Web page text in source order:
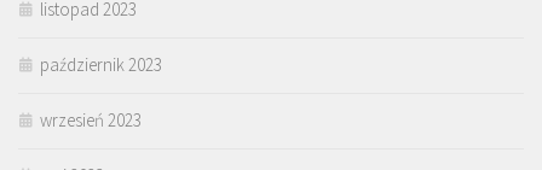
listopad 2023
październik 2023
wrzesień 2023